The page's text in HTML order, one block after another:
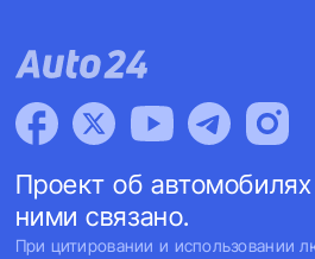
Проект об
ними связано.
При цитировании и использовании